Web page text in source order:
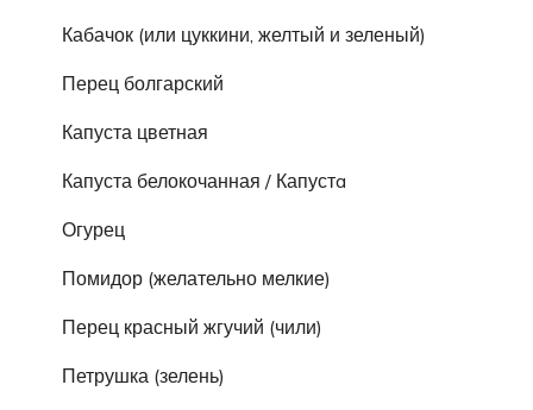
Кабачок (или цуккини, желтый и зеленый)
Перец болгарский
Капуста цветная
Капуста белокочанная / Капустa
Огурец
Помидор (желательно мелкие)
Перец красный жгучий (чили)
Петрушка (зелень)